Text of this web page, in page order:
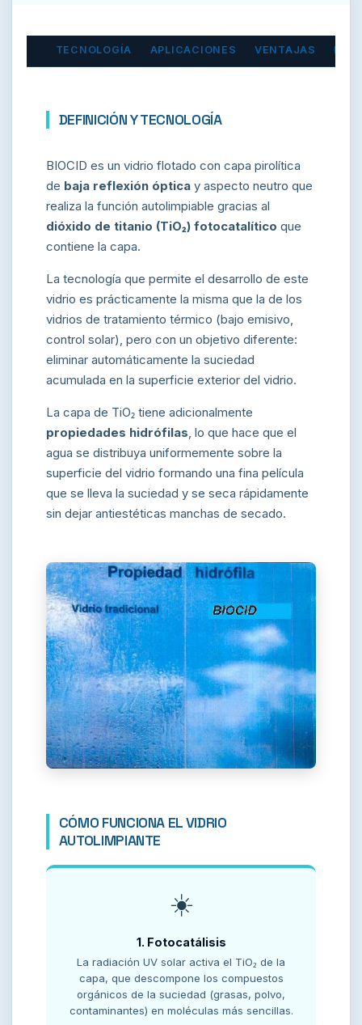
TECNOLOGÍA APLICACIONES VENTAJAS FAQ
DEFINICIÓN Y TECNOLOGÍA
BIOCID es un vidrio flotado con capa pirolítica
de baja reflexión óptica y aspecto neutro que
realiza la función autolimpiable gracias al
dióxido de titanio (TiO₂) fotocatalítico que
contiene la capa.
La tecnología que permite el desarrollo de este
vidrio es prácticamente la misma que la de los
vidrios de tratamiento térmico (bajo emisivo,
control solar), pero con un objetivo diferente:
eliminar automáticamente la suciedad
acumulada en la superficie exterior del vidrio.
La capa de TiO₂ tiene adicionalmente
propiedades hidrófilas, lo que hace que el
agua se distribuya uniformemente sobre la
superficie del vidrio formando una fina película
que se lleva la suciedad y se seca rápidamente
sin dejar antiestéticas manchas de secado.
CÓMO FUNCIONA EL VIDRIO
AUTOLIMPIANTE
☀️
1. Fotocatálisis
La radiación UV solar activa el TiO₂ de la
capa, que descompone los compuestos
orgánicos de la suciedad (grasas, polvo,
contaminantes) en moléculas más sencillas.